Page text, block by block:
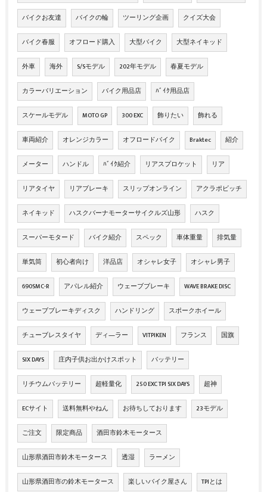
バイクお友達 バイクの輪 ツーリング企画 クイズ大会
バイク春服 オフロード購入 大型バイク 大型ネイキッド
外車 海外 S/Sモデル 202年モデル 春夏モデル
カラーバリエーション バイク用品店 ﾊﾞｲｸ用品店
スケールモデル MOTO GP 300 EXC 飾りたい 飾れる
車両紹介 オレンジカラー オフロードバイク Braktec 紹介
メーター ハンドル ﾊﾞｲｸ紹介 リアスプロケット リア
リアタイヤ リアブレーキ スリップオンライン アクラポビッチ
ネイキッド ハスクバーナモーターサイクルズ山形 ハスク
スーパーモタード バイク紹介 スペック 車体重量 排気量
単気筒 初心者向け 洋品店 オシャレ女子 オシャレ男子
690SMC-R アパレル紹介 ウェーブブレーキ WAVE BRAKE DISC
ウェーブブレーキディスク ハンドリング スポークホイール
チューブレスタイヤ ディ―ラー VITPIKEN フランス 国旗
SIX DAYS 庄内子供お出かけスポット バッテリー
リチウムバッテリー 超軽量化 250 EXC TPI SIX DAYS 超神
ECサイト 送料無料やねん お待ちしております 23モデル
ご注文 限定商品 酒田市鈴木モータース
山形県酒田市鈴木モータース 透湿 ラーメン
山形県酒田市の鈴木モータース 楽しいバイク屋さん TPIとは